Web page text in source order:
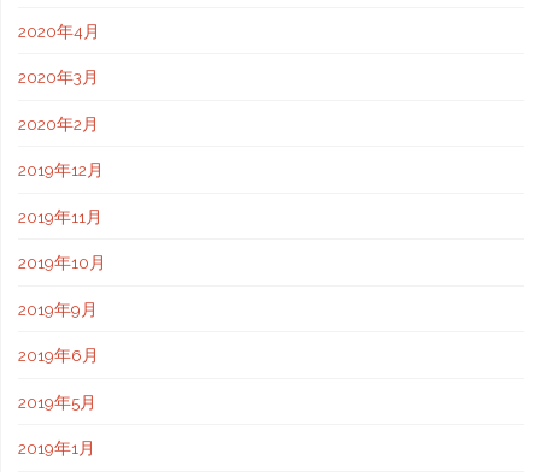
2020年4月
2020年3月
2020年2月
2019年12月
2019年11月
2019年10月
2019年9月
2019年6月
2019年5月
2019年1月